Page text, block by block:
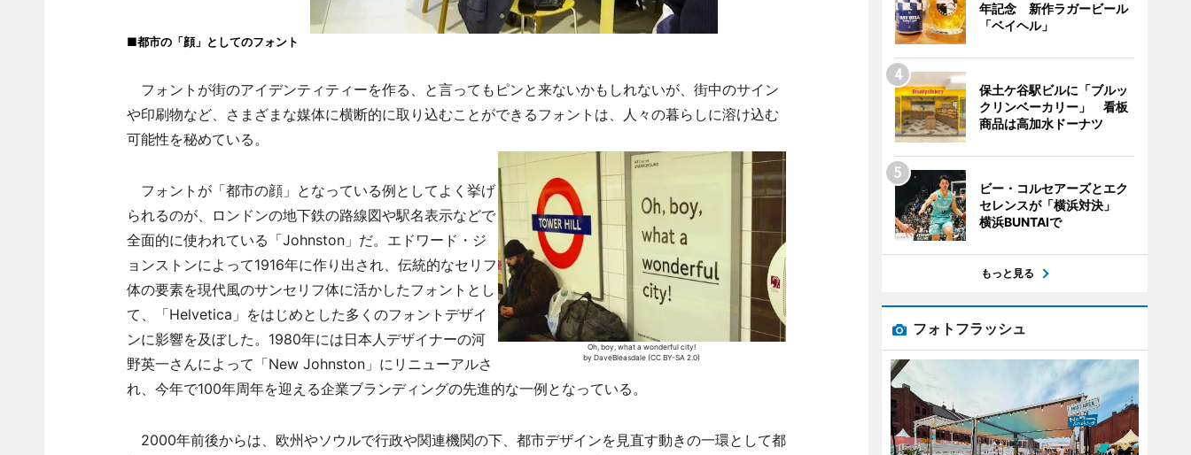
■都市の「顔」としてのフォント
フォントが街のアイデンティティーを作る、と言ってもピンと来ないかもしれないが、街中のサイン
や印刷物など、さまざまな媒体に横断的に取り込むことができるフォントは、人々の暮らしに溶け込む
可能性を秘めている。
Oh, boy, what a wonderful city!
by DaveBleasdale (CC BY-SA 2.0)
フォントが「都市の顔」となっている例としてよく挙げ
られるのが、ロンドンの地下鉄の路線図や駅名表示などで
全面的に使われている「Johnston」だ。エドワード・ジ
ョンストンによって1916年に作り出され、伝統的なセリフ
体の要素を現代風のサンセリフ体に活かしたフォントとし
て、「Helvetica」をはじめとした多くのフォントデザイ
ンに影響を及ぼした。1980年には日本人デザイナーの河
野英一さんによって「New Johnston」にリニューアルさ
れ、今年で100年周年を迎える企業ブランディングの先進的な一例となっている。
2000年前後からは、欧州やソウルで行政や関連機関の下、都市デザインを見直す動きの一環として都
年記念 新作ラガービール
「ベイヘル」
保土ケ谷駅ビルに「ブルッ
クリンベーカリー」 看板
商品は高加水ドーナツ
ビー・コルセアーズとエク
セレンスが「横浜対決」
横浜BUNTAIで
もっと見る
フォトフラッシュ